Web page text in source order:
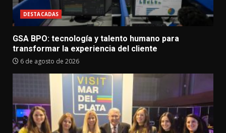
DESTACADAS
GSA BPO: tecnología y talento humano para
transformar la experiencia del cliente
6 de agosto de 2026